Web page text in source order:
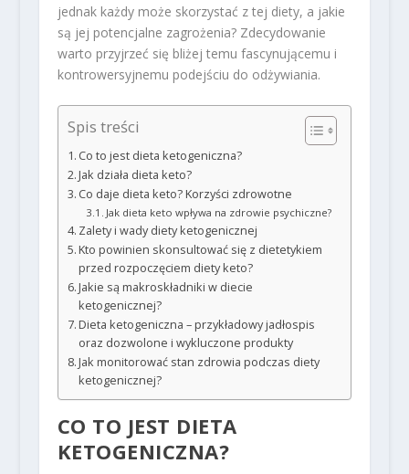
jednak każdy może skorzystać z tej diety, a jakie
są jej potencjalne zagrożenia? Zdecydowanie
warto przyjrzeć się bliżej temu fascynującemu i
kontrowersyjnemu podejściu do odżywiania.
Spis treści
Co to jest dieta ketogeniczna?
Jak działa dieta keto?
Co daje dieta keto? Korzyści zdrowotne
Jak dieta keto wpływa na zdrowie psychiczne?
Zalety i wady diety ketogenicznej
Kto powinien skonsultować się z dietetykiem
przed rozpoczęciem diety keto?
Jakie są makroskładniki w diecie
ketogenicznej?
Dieta ketogeniczna – przykładowy jadłospis
oraz dozwolone i wykluczone produkty
Jak monitorować stan zdrowia podczas diety
ketogenicznej?
CO TO JEST DIETA
KETOGENICZNA?